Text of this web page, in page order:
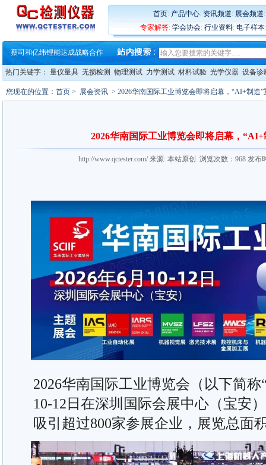
首页: 产品中心: 资讯频道: 展会频道
专家解答: 学会协会: 行业资料: 电子样本
铸就AI服务器质量动脉 – 高
ZEISS BOSELLO ADR 让内部缺
蔡司和亿纬锂能达成战略合作
·大牌云集 买家升级 ——26
·蔡司软件 | 高效变形分析能
·铸就AI服务器质量动脉 – 高
·铸就AI服务器质量动脉 – 高
·蔡司和亿纬锂能达成战略合作
热门关键字： 量仪量具 无损检测 物理测试 力学测试 材料试验 光学仪器 设备诊
您现在的位置： 首页 > 展会资讯 > 2026华南国际工业博览会即将启幕，“AI+制造
2026华南国际工业博览会即将启幕，
http://www.qctester.com/ 来源: 本站原创 浏览次数：968 发布
2026华南国际工业博览会（以下简
10-12日在深圳国际会展中心（宝安
吸引超过800家参展企业，展览总面